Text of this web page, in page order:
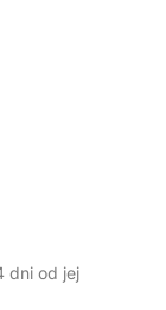
dni od jej